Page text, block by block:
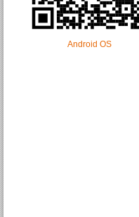
Android OS